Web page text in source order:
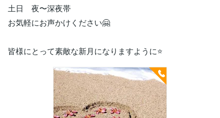
土日 夜〜深夜帯
お気軽にお声かけください🤗
皆様にとって素敵な新月になりますように⭐️